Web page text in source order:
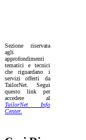
Sezione riservata
agli
approfondimenti
tematici e tecnici
che riguardano i
servizi offerti da
TailorNet. Segui
questo link per
accedere al
TailorNet Info
Center.